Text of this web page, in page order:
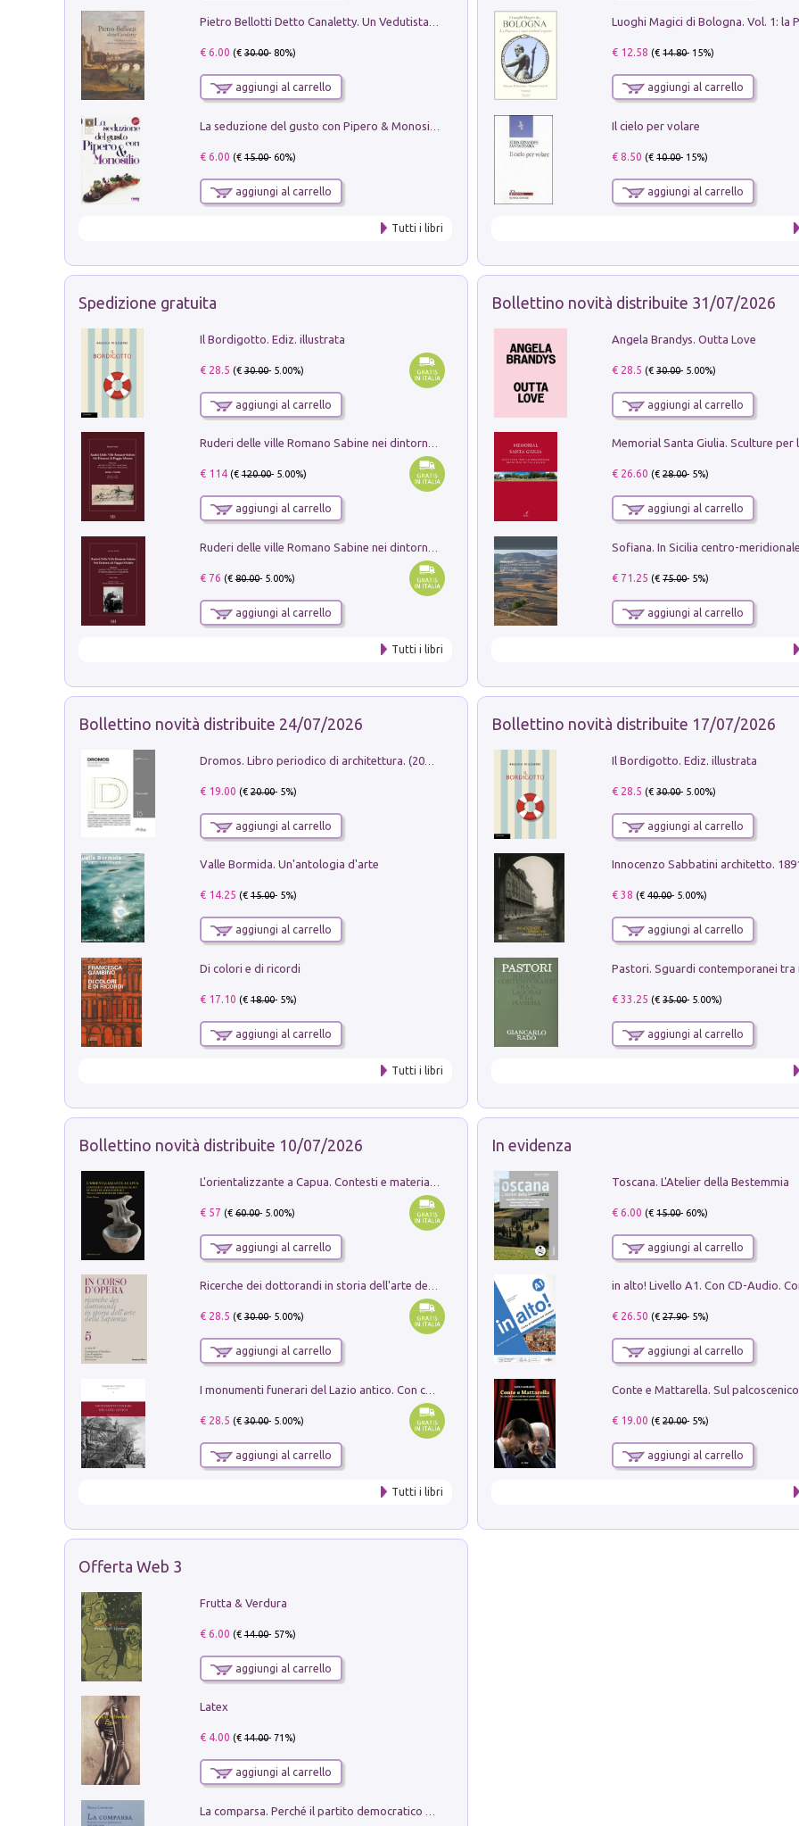
Pietro Bellotti Detto Canaletty. Un Vedutista Veneziano nella Francia dell'Ancien Régime
€ 6.00 (€30.00- 80%)
aggiungi al carrello
€ 6.00 (€15.00- 60%)
aggiungi al carrello
Tutti i libri
€ 12.58 (€14.80- 15%)
aggiungi al carrello
Il cielo per volare
€ 8.50 (€10.00- 15%)
aggiungi al carrello
Spedizione gratuita
Il Bordigotto. Ediz. illustrata
€ 28.5 (€30.00- 5.00%)
aggiungi al carrello
Ruderi delle ville Romano Sabine nei dintorni di Poggio Mirteto. Illustrati dal dott.re prof.re cav.re Ercole Nardi regio ispettore degli scavi e monumenti. Anno 1885. Tavole e studio. Con 25 tavole fuori testo in cartella editoriale
€ 114(€120.00- 5.00%)
aggiungi al carrello
€ 76 (€80.00- 5.00%)
aggiungi al carrello
Tutti i libri
Bollettino novità distribuite 31/07/2026
Angela Brandys. Outta Love
€ 28.5 (€30.00- 5.00%)
aggiungi al carrello
€ 26.60 (€28.00- 5%)
aggiungi al carrello
€ 71.25 (€75.00- 5%)
aggiungi al carrello
Bollettino novità distribuite 24/07/2026
Dromos. Libro periodico di architettura. (2026). Vol. 15: Post-model
€ 19.00 (€20.00- 5%)
aggiungi al carrello
Valle Bormida. Un'antologia d'arte
€ 14.25 (€15.00- 5%)
aggiungi al carrello
Di colori e di ricordi
€ 17.10 (€18.00- 5%)
aggiungi al carrello
Tutti i libri
Bollettino novità distribuite 17/07/2026
Il Bordigotto. Ediz. illustrata
€ 28.5 (€30.00- 5.00%)
aggiungi al carrello
Innocenzo Sabbatini architetto.
€ 38 (€40.00- 5.00%)
aggiungi al carrello
€ 33.25 (€35.00- 5.00%)
aggiungi al carrello
Bollettino novità distribuite 10/07/2026
€ 57 (€60.00- 5.00%)
aggiungi al carrello
Ricerche dei dottorandi in storia dell'arte della Sapienza
€ 28.5 (€30.00- 5.00%)
aggiungi al carrello
I monumenti funerari del Lazio antico. Con cartella con tavole
€ 28.5 (€30.00- 5.00%)
aggiungi al carrello
Tutti i libri
In evidenza
Toscana. L'Atelier della Bestemmia
€ 6.00 (€15.00- 60%)
aggiungi al carrello
€ 26.50 (€27.90- 5%)
aggiungi al carrello
€ 19.00 (€20.00- 5%)
aggiungi al carrello
Offerta Web 3
Frutta & Verdura
€ 6.00 (€14.00- 57%)
aggiungi al carrello
Latex
€ 4.00 (€14.00- 71%)
aggiungi al carrello